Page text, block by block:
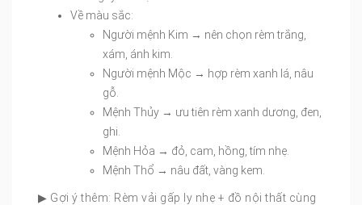
Về màu sắc:
Người mệnh Kim → nên chọn rèm trắng,
xám, ánh kim.
Người mệnh Mộc → hợp rèm xanh lá, nâu
gỗ.
Mệnh Thủy → ưu tiên rèm xanh dương, đen,
ghi.
Mệnh Hỏa → đỏ, cam, hồng, tím nhẹ.
Mệnh Thổ → nâu đất, vàng kem.
▶ Gợi ý thêm: Rèm vải gấp ly nhẹ + đồ nội thất cùng